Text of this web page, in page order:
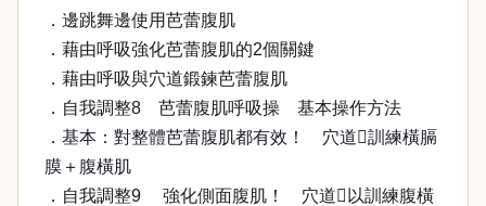
．邊跳舞邊使用芭蕾腹肌
．藉由呼吸強化芭蕾腹肌的2個關鍵
．藉由呼吸與穴道鍛鍊芭蕾腹肌
．自我調整8 芭蕾腹肌呼吸操 基本操作方法
．基本：對整體芭蕾腹肌都有效！ 穴道訓練橫膈
膜＋腹橫肌
．自我調整9 強化側面腹肌！ 穴道以訓練腹橫